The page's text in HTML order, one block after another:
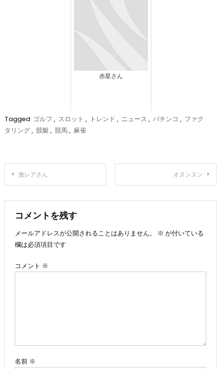
赤星さん
Tagged ゴルフ , スロット , トレンド , ニュース , パチンコ , ファク
タリング, 競艇 , 競馬, 麻雀
投
稿
ナ
ビ
ゲ
激レアさん オヌンヌン
コメントを残す
メールアドレスが公開されることはありません。
※ が付いている
欄は必須項目です
コメント ※
名前 ※